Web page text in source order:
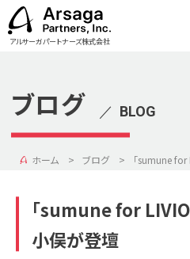
アルサーガパートナーズ株式会社
ブログ ／ BLOG
ホーム ブログ 「sumune
「sumune for
小俣が登壇